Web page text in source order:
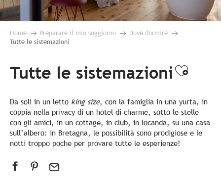
Home Preparare il mio soggiorno
Dove dormire
Tutte le sistemazioni
Tutte le sistemazioni
Da soli in un letto king size, con la famiglia in una yurta, in
coppia nella privacy di un hotel di charme, sotto le stelle
con gli amici, in un cottage, in club, in locanda, su una casa
sull’albero: in Bretagna, le possibilità sono prodigiose e le
notti troppo poche per provare tutte le esperienze!